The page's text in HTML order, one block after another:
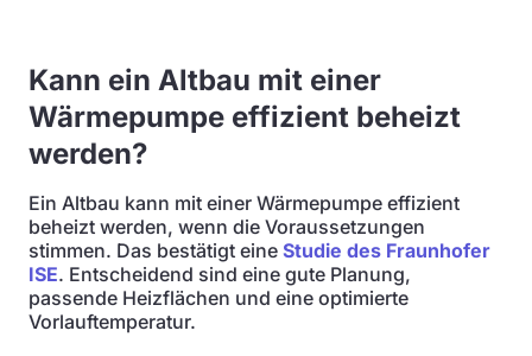
Kann ein Altbau mit einer
Wärmepumpe effizient beheizt
werden?
Ein Altbau kann mit einer Wärmepumpe effizient
beheizt werden, wenn die Voraussetzungen
stimmen. Das bestätigt eine Studie des Fraunhofer
ISE. Entscheidend sind eine gute Planung,
passende Heizflächen und eine optimierte
Vorlauftemperatur.